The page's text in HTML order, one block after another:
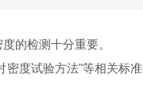
的检测十分重要。
密度试验方法"等相关标